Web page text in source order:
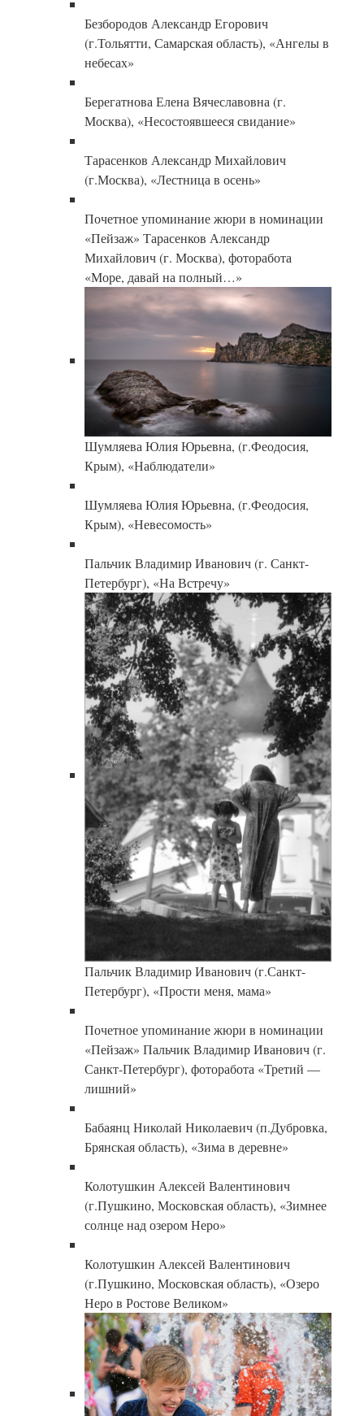
Безбородов Александр Егорович
(г.Тольятти, Самарская область), «Ангелы в
небесах»
Берегатнова Елена Вячеславовна (г.
Москва), «Несостоявшееся свидание»
Тарасенков Александр Михайлович
(г.Москва), «Лестница в осень»
Почетное упоминание жюри в номинации
«Пейзаж» Тарасенков Александр
Михайлович (г. Москва), фоторабота
«Море, давай на полный…»
Шумляева Юлия Юрьевна, (г.Феодосия,
Крым), «Наблюдатели»
Шумляева Юлия Юрьевна, (г.Феодосия,
Крым), «Невесомость»
Пальчик Владимир Иванович (г. Санкт-
Петербург), «На Встречу»
Пальчик Владимир Иванович (г.Санкт-
Петербург), «Прости меня, мама»
Почетное упоминание жюри в номинации
«Пейзаж» Пальчик Владимир Иванович (г.
Санкт-Петербург), фоторабота «Третий —
лишний»
Бабаянц Николай Николаевич (п.Дубровка,
Брянская область), «Зима в деревне»
Колотушкин Алексей Валентинович
(г.Пушкино, Московская область), «Зимнее
солнце над озером Неро»
Колотушкин Алексей Валентинович
(г.Пушкино, Московская область), «Озеро
Неро в Ростове Великом»